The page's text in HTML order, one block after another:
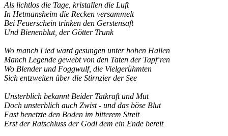
Als lichtlos die Tage, kristallen die Luft
In Hetmansheim die Recken versammelt
Bei Feuerschein trinken den Gerstensaft
Und Bienenblut, der Götter Trunk
Wo manch Lied ward gesungen unter hohen Hallen
Manch Legende gewebt von den Taten der Tapf‘ren
Wo Blender und Foggwulf, die Vielgerühmten
Sich entzweiten über die Stirnzier der See
Unsterblich bekannt Beider Tatkraft und Mut
Doch unsterblich auch Zwist - und das böse Blut
Fast benetzte den Boden im bitterem Streit
Erst der Ratschluss der Godi dem ein Ende bereit